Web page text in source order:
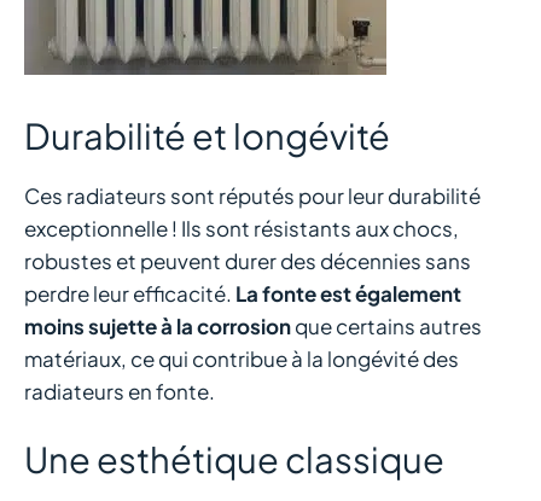
Durabilité et longévité
Ces radiateurs sont réputés pour leur durabilité
exceptionnelle ! Ils sont résistants aux chocs,
robustes et peuvent durer des décennies sans
perdre leur efficacité. La fonte est également
moins sujette à la corrosionque certains autres
matériaux, ce qui contribue à la longévité des
radiateurs en fonte.
Une esthétique classique